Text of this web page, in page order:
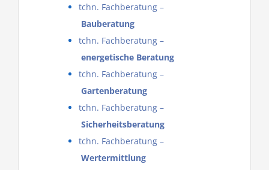
tchn. Fachberatung –
Bauberatung
tchn. Fachberatung –
energetische Beratung
tchn. Fachberatung –
Gartenberatung
tchn. Fachberatung –
Sicherheitsberatung
tchn. Fachberatung –
Wertermittlung